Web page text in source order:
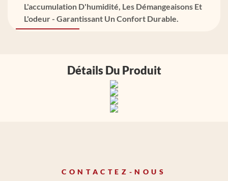
L'accumulation D'humidité, Les Démangeaisons Et
L'odeur - Garantissant Un Confort Durable.
Détails Du Produit
CONTACTEZ-NOUS